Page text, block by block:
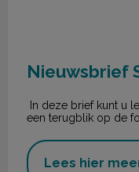
Nieuwsbrief
In deze brief kunt u
een terugblik op de
Lees hier